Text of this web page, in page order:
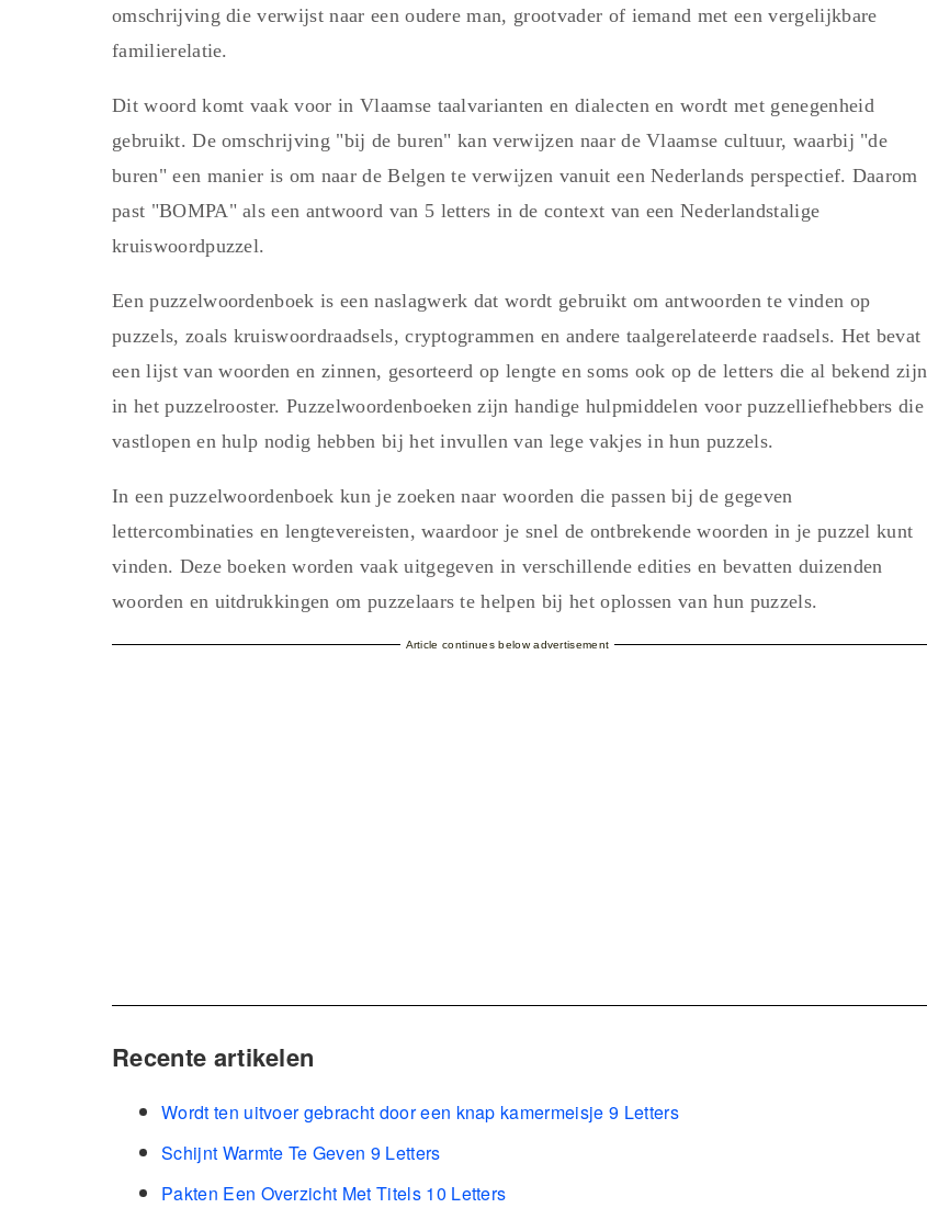
omschrijving die verwijst naar een oudere man, grootvader of iemand met een vergelijkbare
familierelatie.
Dit woord komt vaak voor in Vlaamse taalvarianten en dialecten en wordt met genegenheid
gebruikt. De omschrijving "bij de buren" kan verwijzen naar de Vlaamse cultuur, waarbij "de
buren" een manier is om naar de Belgen te verwijzen vanuit een Nederlands perspectief. Daarom
past "BOMPA" als een antwoord van 5 letters in de context van een Nederlandstalige
kruiswoordpuzzel.
Een puzzelwoordenboek is een naslagwerk dat wordt gebruikt om antwoorden te vinden op
puzzels, zoals kruiswoordraadsels, cryptogrammen en andere taalgerelateerde raadsels. Het bevat
een lijst van woorden en zinnen, gesorteerd op lengte en soms ook op de letters die al bekend zijn
in het puzzelrooster. Puzzelwoordenboeken zijn handige hulpmiddelen voor puzzelliefhebbers die
vastlopen en hulp nodig hebben bij het invullen van lege vakjes in hun puzzels.
In een puzzelwoordenboek kun je zoeken naar woorden die passen bij de gegeven
lettercombinaties en lengtevereisten, waardoor je snel de ontbrekende woorden in je puzzel kunt
vinden. Deze boeken worden vaak uitgegeven in verschillende edities en bevatten duizenden
woorden en uitdrukkingen om puzzelaars te helpen bij het oplossen van hun puzzels.
Article continues below advertisement
Recente artikelen
Wordt ten uitvoer gebracht door een knap kamermeisje 9 Letters
Schijnt Warmte Te Geven 9 Letters
Pakten Een Overzicht Met Titels 10 Letters